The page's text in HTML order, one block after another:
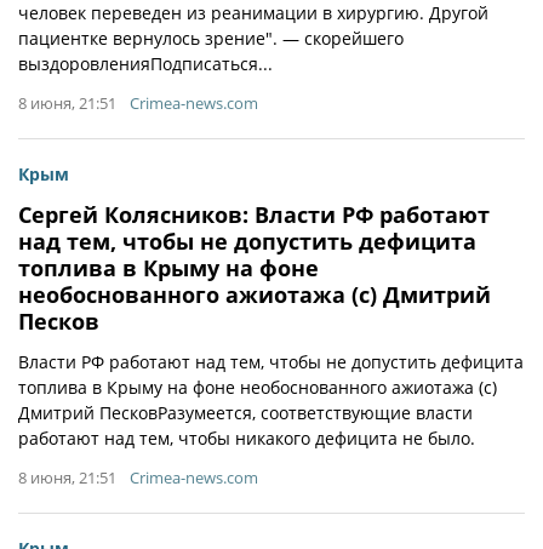
человек переведен из реанимации в хирургию. Другой
пациентке вернулось зрение". — скорейшего
выздоровленияПодписаться...
8 июня, 21:51 Crimea-news.com
Крым
Сергей Колясников: Власти РФ работают
над тем, чтобы не допустить дефицита
топлива в Крыму на фоне
необоснованного ажиотажа (с) Дмитрий
Песков
Власти РФ работают над тем, чтобы не допустить дефицита
топлива в Крыму на фоне необоснованного ажиотажа (с)
Дмитрий ПесковРазумеется, соответствующие власти
работают над тем, чтобы никакого дефицита не было.
8 июня, 21:51 Crimea-news.com